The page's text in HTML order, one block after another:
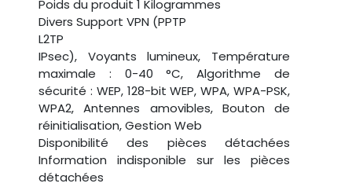
Poids du produit ‎1 Kilogrammes
Divers ‎Support VPN (PPTP
L2TP
IPsec), Voyants lumineux, Température
maximale : 0-40 °C, Algorithme de
sécurité : WEP, 128-bit WEP, WPA, WPA-PSK,
WPA2, Antennes amovibles, Bouton de
réinitialisation, Gestion Web
Disponibilité des pièces détachées
‎Information indisponible sur les pièces
détachées